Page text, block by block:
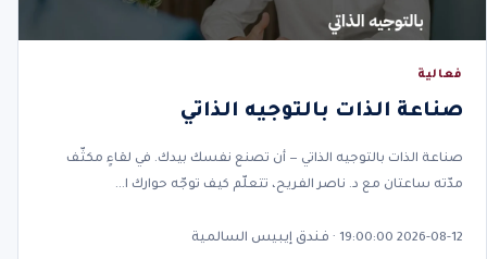
فعالية
صناعة الذات بالتوجيه الذاتي
صناعة الذات بالتوجيه الذاتي — أن تصنع نفسك بيدك. في لقاءٍ مكثّف
مدّته ساعتان مع د. ناصر الفريح، تتعلّم كيف توجّه حوارك ا…
2026-08-12 19:00:00 · فندق إيبيس السالمية